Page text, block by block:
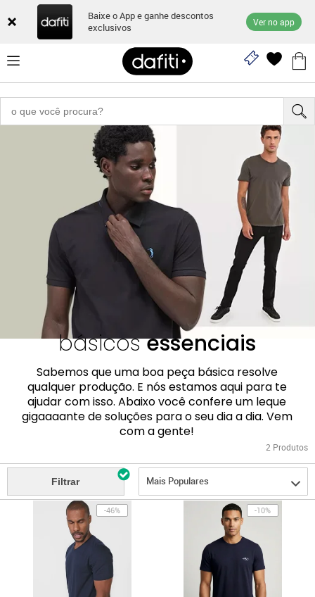
Baixe o App e ganhe descontos
exclusivos
Ver no app
básicosessenciais
Sabemos que uma boa peça básica resolve
qualquer produção. E nós estamos aqui para te
ajudar com isso. Abaixo você confere um leque
gigaaaante de soluções para o seu dia a dia. Vem
com a gente!
2 Produtos
Filtrar Mais Populares
-46% -10%